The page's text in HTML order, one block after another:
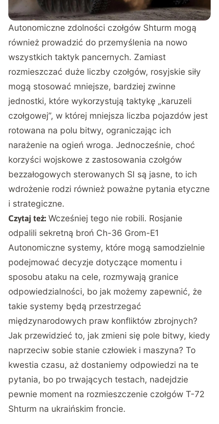
Autonomiczne zdolności czołgów Shturm mogą
również prowadzić do przemyślenia na nowo
wszystkich taktyk pancernych. Zamiast
rozmieszczać duże liczby czołgów, rosyjskie siły
mogą stosować mniejsze, bardziej zwinne
jednostki, które wykorzystują taktykę „karuzeli
czołgowej”, w której mniejsza liczba pojazdów jest
rotowana na polu bitwy, ograniczając ich
narażenie na ogień wroga. Jednocześnie, choć
korzyści wojskowe z zastosowania czołgów
bezzałogowych sterowanych SI są jasne, to ich
wdrożenie rodzi również poważne pytania etyczne
i strategiczne.
Czytaj też: Wcześniej tego nie robili. Rosjanie
odpalili sekretną broń Ch-36 Grom-E1
Autonomiczne systemy, które mogą samodzielnie
podejmować decyzje dotyczące momentu i
sposobu ataku na cele, rozmywają granice
odpowiedzialności, bo jak możemy zapewnić, że
takie systemy będą przestrzegać
międzynarodowych praw konfliktów zbrojnych?
Jak przewidzieć to, jak zmieni się pole bitwy, kiedy
naprzeciw sobie stanie człowiek i maszyna? To
kwestia czasu, aż dostaniemy odpowiedzi na te
pytania, bo po trwających testach, nadejdzie
pewnie moment na rozmieszczenie czołgów T-72
Shturm na ukraińskim froncie.